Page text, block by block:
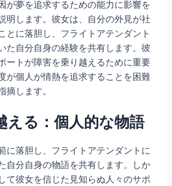
が夢を追求するための能力に影響を
明します。彼女は、自分の外見が社
とに落胆し、フライトアテンダント
た自分自身の経験を共有します。彼
ートが障害を乗り越えるために重要
が個人が情熱を追求することを困難
摘します。
える：個人的な物語
に落胆し、フライトアテンダントに
自分自身の物語を共有します。しか
て彼女を信じた見知らぬ人々のサポ